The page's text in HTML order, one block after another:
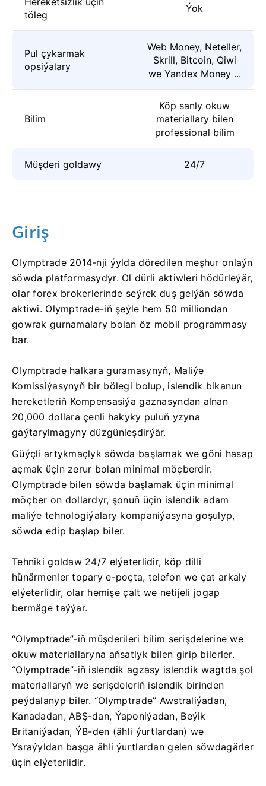
töleg
Ýok
Pul çykarmak
opsiýalary
Web Money, Neteller,
Skrill, Bitcoin, Qiwi
we Yandex Money ...
Bilim
Köp sanly okuw
materiallary bilen
professional bilim
Müşderi goldawy 24/7
Giriş
Olymptrade 2014-nji ýylda döredilen meşhur onlaýn
söwda platformasydyr. Ol dürli aktiwleri hödürleýär,
olar forex brokerlerinde seýrek duş gelýän söwda
aktiwi. Olymptrade-iň şeýle hem 50 milliondan
gowrak gurnamalary bolan öz mobil programmasy
bar.
Olymptrade halkara guramasynyň, Maliýe
Komissiýasynyň bir bölegi bolup, islendik bikanun
hereketleriň Kompensasiýa gaznasyndan alnan
20,000 dollara çenli hakyky puluň yzyna
gaýtarylmagyny düzgünleşdirýär.
Güýçli artykmaçlyk söwda başlamak we göni hasap
açmak üçin zerur bolan minimal möçberdir.
Olymptrade bilen söwda başlamak üçin minimal
möçber on dollardyr, şonuň üçin islendik adam
maliýe tehnologiýalary kompaniýasyna goşulyp,
söwda edip başlap biler.
Tehniki goldaw 24/7 elýeterlidir, köp dilli
hünärmenler topary e-poçta, telefon we çat arkaly
elýeterlidir, olar hemişe çalt we netijeli jogap
bermäge taýýar.
“Olymptrade”-iň müşderileri bilim serişdelerine we
okuw materiallaryna aňsatlyk bilen girip bilerler.
“Olymptrade”-iň islendik agzasy islendik wagtda şol
materiallaryň we serişdeleriň islendik birinden
peýdalanyp biler. “Olymptrade” Awstraliýadan,
Kanadadan, ABŞ-dan, Ýaponiýadan, Beýik
Britaniýadan, ÝB-den (ähli ýurtlardan) we
Ysraýyldan başga ähli ýurtlardan gelen söwdagärler
üçin elýeterlidir.